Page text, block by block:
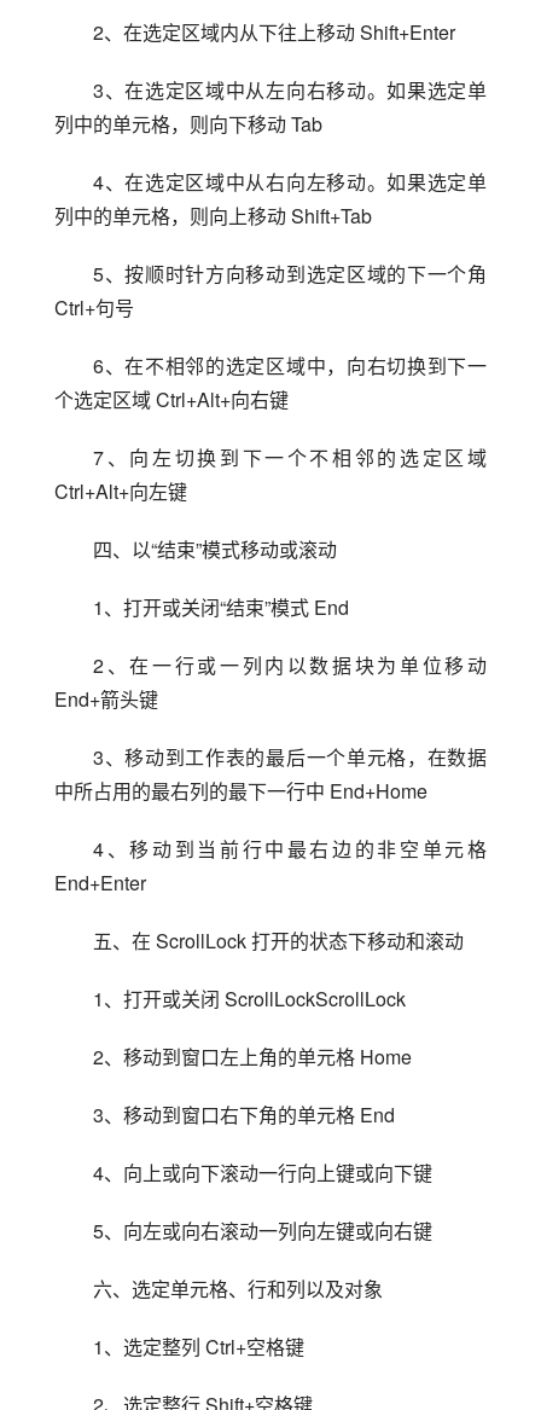
2、在选定区域内从下往上移动 Shift+Enter
3、在选定区域中从左向右移动。如果选定单
列中的单元格，则向下移动 Tab
4、在选定区域中从右向左移动。如果选定单
列中的单元格，则向上移动 Shift+Tab
5、按顺时针方向移动到选定区域的下一个角
Ctrl+句号
6、在不相邻的选定区域中，向右切换到下一
个选定区域 Ctrl+Alt+向右键
7、向左切换到下一个不相邻的选定区域
Ctrl+Alt+向左键
四、以“结束”模式移动或滚动
1、打开或关闭“结束”模式 End
2、在一行或一列内以数据块为单位移动
End+箭头键
3、移动到工作表的最后一个单元格，在数据
中所占用的最右列的最下一行中 End+Home
4、移动到当前行中最右边的非空单元格
End+Enter
五、在 ScrollLock 打开的状态下移动和滚动
1、打开或关闭 ScrollLockScrollLock
2、移动到窗口左上角的单元格 Home
3、移动到窗口右下角的单元格 End
4、向上或向下滚动一行向上键或向下键
5、向左或向右滚动一列向左键或向右键
六、选定单元格、行和列以及对象
1、选定整列 Ctrl+空格键